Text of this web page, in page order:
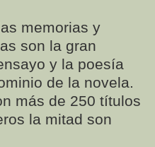
memorias y
son la gran
y la poesía
de la novela.
más de 250 títulos
la mitad son